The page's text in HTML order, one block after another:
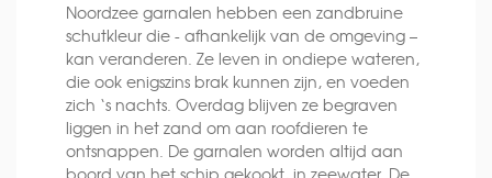
Noordzee garnalen hebben een zandbruine
schutkleur die - afhankelijk van de omgeving –
kan veranderen. Ze leven in ondiepe wateren,
die ook enigszins brak kunnen zijn, en voeden
zich ‘s nachts. Overdag blijven ze begraven
liggen in het zand om aan roofdieren te
ontsnappen. De garnalen worden altijd aan
boord van het schip gekookt, in zeewater. De